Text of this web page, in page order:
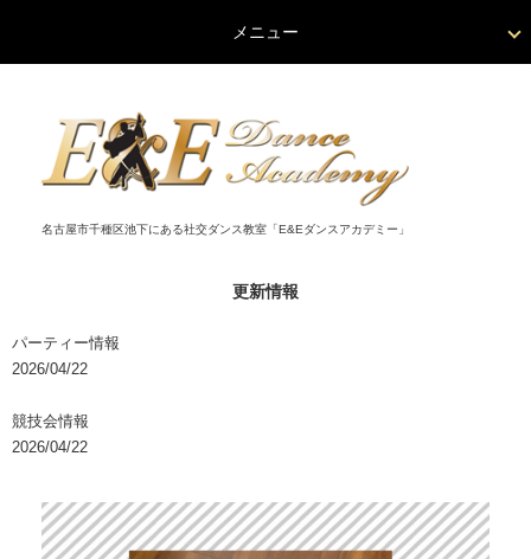
名古屋市千種区池下にある社交ダンス教室「E&Eダンスアカデミー」
更新情報
パーティー情報
2026/04/22
競技会情報
2026/04/22
メニュー